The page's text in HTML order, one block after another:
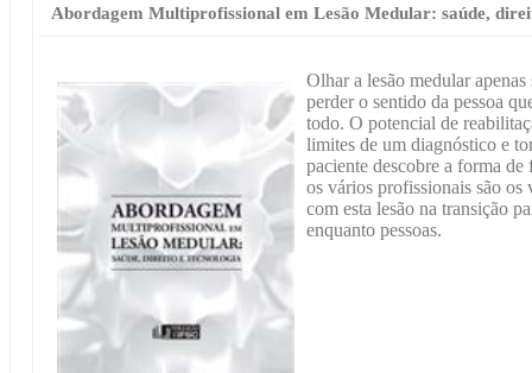
Abordagem Multiprofissional em Lesão Medular: saúde,
Olhar a lesão medular
perder o sentido da pessoa
todo. O potencial de
limites de um diagnóstico e
paciente descobre a forma
os vários profissionais são os
com esta lesão na transição
enquanto pessoas.